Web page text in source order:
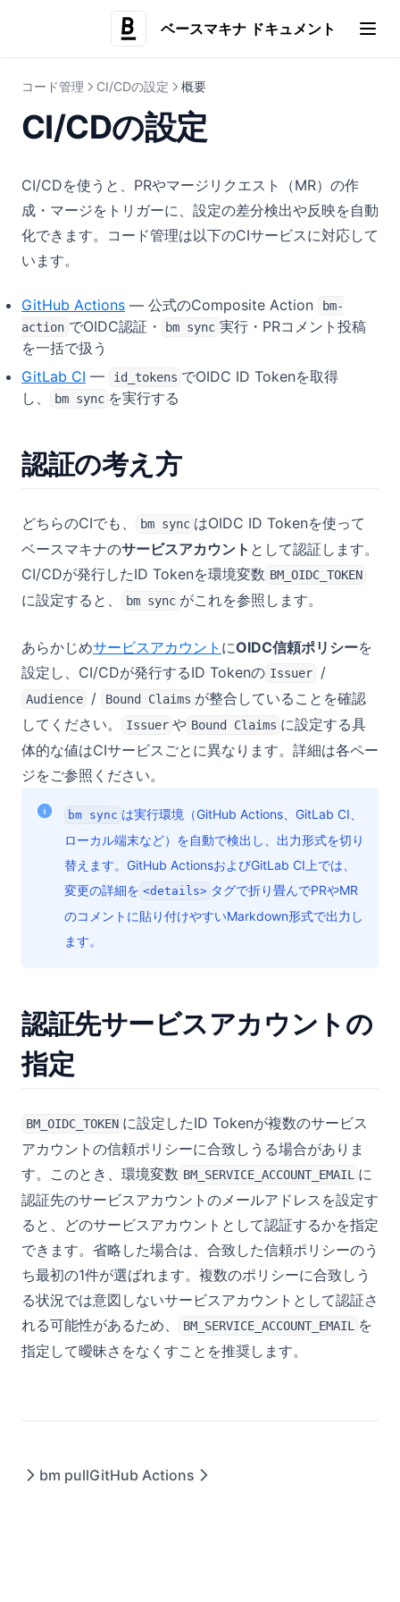
ベースマキナ ドキュメント
(opens
createReviewRequest
基本（2ブランチ運用）
コード取得設定との連携
トラブルシューティング
サービスアカウント
公開API
認証して呼び出す
APIリファレンス
開発中の機能
Remote MCP
Remote MCPとは
クライアントを接続する
管理設定
組織やユーザーの設定
企業アカウントの管理者権限
グループ
プロジェクトの作成・更新
IPホワイトリスト
セキュリティ・監査
CSVファイル出力
検索
Amazon S3
SAML SSO
多要素認証（MFA）
認証ポリシー
環境とは
環境別の利用制限
環境別のIPアドレス制限
便利な使い方
SQLのアクションで前のクエリの結果を使用する
NotebookLMでベースマキナのドキュメントを活用する
Claudeのプロジェクトでベースマキナのドキュメントを活用す
AI活用
サポート対応時のユーザーサマリ生成
コンテンツの審査自動化
マスターデータの多言語翻訳
非推奨の機能
(旧)JavaScriptアクション
チェックボックスを使ったアクションへの移動
システム値
UIビルダー
UIビルダーとは
環境別のアクション表示・非表示設定
ログイン
(opens in a new tab)
ご質問・ご要望
(opens in a new tab)
コード管理 CI/CDの設定 概要
CI/CDの設定
CI/CDを使うと、PRやマージリクエスト（MR）の作
成・マージをトリガーに、設定の差分検出や反映を自動
化できます。コード管理は以下のCIサービスに対応して
います。
GitHub Actions — 公式のComposite Action
bm-
action でOIDC認証・ bm sync 実行・PRコメント投稿
を一括で扱う
GitLab CI — id_tokens でOIDC ID Tokenを取得
し、
bm sync を実行する
認証の考え方
どちらのCIでも、 bm sync はOIDC ID Tokenを使って
ベースマキナのサービスアカウント として認証します。
CI/CDが発行したID Tokenを環境変数 BM_OIDC_TOKEN
に設定すると、 bm sync がこれを参照します。
あらかじめサービスアカウント にOIDC信頼ポリシーを
設定し、CI/CDが発行するID Tokenの Issuer /
Audience / Bound Claims が整合していることを確認
してください。
Issuer や Bound Claims に設定する具
体的な値はCIサービスごとに異なります。詳細は各ペー
ジをご参照ください。
bm sync は実行環境（GitHub Actions、GitLab CI、
ローカル端末など）を自動で検出し、出力形式を切り
替えます。GitHub ActionsおよびGitLab CI上では、
変更の詳細を <details> タグで折り畳んでPRやMR
のコメントに貼り付けやすいMarkdown形式で出力し
ます。
認証先サービスアカウントの
指定
BM_OIDC_TOKEN に設定したID Tokenが複数のサービス
アカウントの信頼ポリシーに合致しうる場合がありま
す。このとき、環境変数 BM_SERVICE_ACCOUNT_EMAIL
に
認証先のサービスアカウントのメールアドレスを設定す
ると、どのサービスアカウントとして認証するかを指定
できます。省略した場合は、合致した信頼ポリシーのう
ち最初の1件が選ばれます。複数のポリシーに合致しう
る状況では意図しないサービスアカウントとして認証さ
れる可能性があるため、
BM_SERVICE_ACCOUNT_EMAIL
を
指定して曖昧さをなくすことを推奨します。
bm pullGitHub Actions